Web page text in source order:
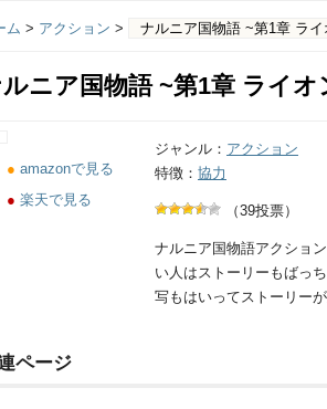
ム > アクション > ナルニア国物語 ~第1章 ラ
ニア国物語 ~第1章 ライオ
● amazonで見る
● 楽天で見る
ジャンル： アクション
特徴： 協力
（39投票）
ナルニア国物語アクショ
い人はストーリーもばっ
写もはいってストーリーが
ページ